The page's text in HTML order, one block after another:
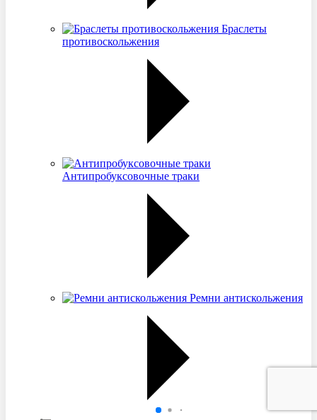
Браслеты
противоскольжения
Антипробуксовочные траки
Ремни антискольжения